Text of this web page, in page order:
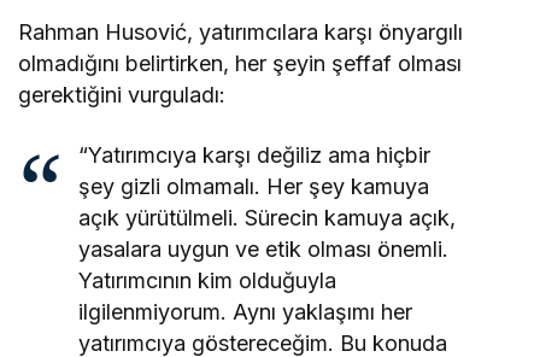
Rahman Husović, yatırımcılara karşı önyargılı
olmadığını belirtirken, her şeyin şeffaf olması
gerektiğini vurguladı:
“Yatırımcıya karşı değiliz ama hiçbir
şey gizli olmamalı. Her şey kamuya
açık yürütülmeli. Sürecin kamuya açık,
yasalara uygun ve etik olması önemli.
Yatırımcının kim olduğuyla
ilgilenmiyorum. Aynı yaklaşımı her
yatırımcıya göstereceğim. Bu konuda